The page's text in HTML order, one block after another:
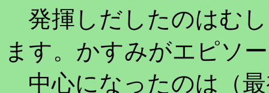
発揮しだしたのはむ
ます。かすみがエピソ
中心になったのは（